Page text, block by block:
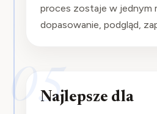
proces zostaje w jednym
dopasowanie, podgląd,
05
Najlepsze dla